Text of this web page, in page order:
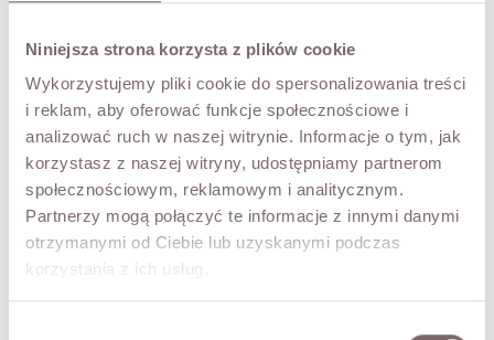
Niniejsza strona korzysta z plików cookie
Wykorzystujemy pliki cookie do spersonalizowania treści
i reklam, aby oferować funkcje społecznościowe i
analizować ruch w naszej witrynie. Informacje o tym, jak
korzystasz z naszej witryny, udostępniamy partnerom
społecznościowym, reklamowym i analitycznym.
Partnerzy mogą połączyć te informacje z innymi danymi
otrzymanymi od Ciebie lub uzyskanymi podczas
korzystania z ich usług.
The tie at the neck, shaped into a subtle bow, lends the
look lightness and chic. Puff sleeves with gentle ruching
and refined details make this blouse look exceptional,
whether paired with jeans for everyday or styled for a
more elegant occasion.
• Italian product by MOTEL
The model is 173 cm tall and is wearing a size M.
FABRIC / ADDITIONAL INFORMATION
SIZES